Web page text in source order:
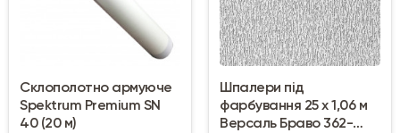
Склополотно армуюче
Spektrum Premium SN
40 (20 м)
Шпалери під
фарбування 25 х 1,06 м
Версаль Браво 362-